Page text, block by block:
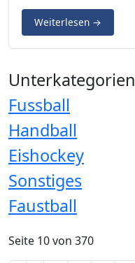
Weiterlesen →
Unterkategorien
Fussball
Handball
Eishockey
Sonstiges
Faustball
Seite 10 von 370